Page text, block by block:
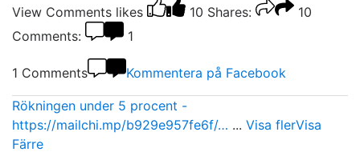
View Comments likes 10 Shares:
10
Comments:
1
1 Comments Kommentera på Facebook
Rökningen under 5 procent -
https://mailchi.mp/b929e957fe6f/… ... Visa flerVisa
Färre